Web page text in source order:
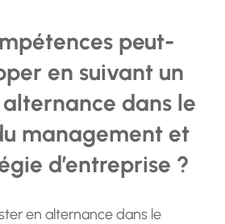
peut-
en suivant un
dans le
management et
d’entreprise ?
en alternance dans le